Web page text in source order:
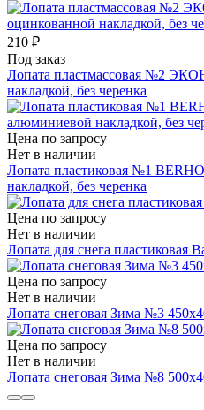
210 ₽
Под заказ
Лопата пластмассовая №2
накладкой, без черенка
Цена по запросу
Нет в наличии
Лопата пластиковая №1
накладкой, без черенка
Цена по запросу
Нет в наличии
Лопата для снега пластиковая
Цена по запросу
Нет в наличии
Лопата снеговая Зима №3
Цена по запросу
Нет в наличии
Лопата снеговая Зима №8